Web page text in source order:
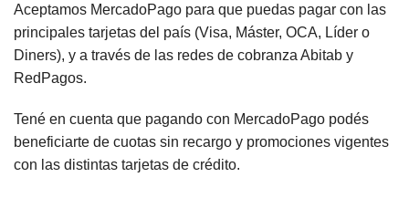
Aceptamos MercadoPago para que puedas pagar con las
principales tarjetas del país (Visa, Máster, OCA, Líder o
Diners), y a través de las redes de cobranza Abitab y
RedPagos.
Tené en cuenta que pagando con MercadoPago podés
beneficiarte de cuotas sin recargo y promociones vigentes
con las distintas tarjetas de crédito.